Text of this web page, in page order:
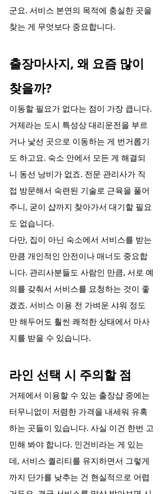
군요. 서비스 본연의 목적에 충실한 곳을
찾는 게 무엇보다 중요합니다.
출장마사지, 왜 요즘 많이
찾을까?
이동할 필요가 없다는 점이 가장 큽니다.
거제라는 도시 특성상 대리운전을 부르
거나 낯선 곳으로 이동하는 게 번거롭기
도 하고요. 숙소 안에서 모든 게 해결되
니 동선 낭비가 없죠. 전문 관리사가 직
접 방문해서 숙련된 기술로 근육을 풀어
주니, 굳이 샵까지 찾아가서 대기할 필요
도 없습니다.
다만, 집이 아닌 숙소에서 서비스를 받는
만큼 개인적인 안전이나 매너도 중요합
니다. 관리사분들도 사람인 만큼, 서로 예
의를 갖춰서 서비스를 요청하는 것이 좋
겠죠. 서비스 이용 전 가벼운 샤워 정도
만 해두어도 훨씬 쾌적한 상태에서 마사
지를 받을 수 있습니다.
라인 선택 시 주의할 점
거제에서 이용할 수 있는 출장샵 중에는
터무니없이 저렴한 가격을 내세워 유혹
하는 곳들이 있습니다. 사실 이건 한번 고
민해 봐야 합니다. 인건비라는 게 있는
데, 서비스 퀄리티를 유지하면서 그렇게
까지 단가를 낮추는 건 현실적으로 어렵